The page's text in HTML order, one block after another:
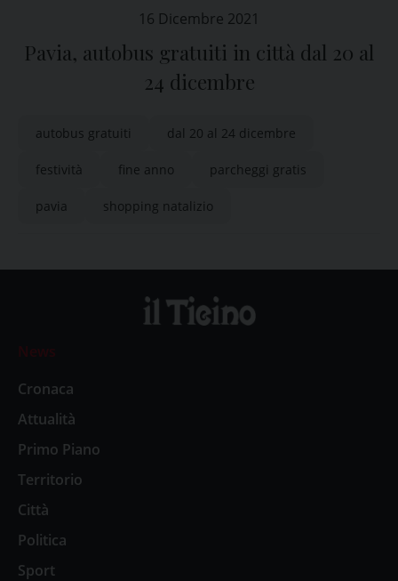
16 Dicembre 2021
Pavia, autobus gratuiti in città dal 20 al
24 dicembre
autobus gratuiti dal 20 al 24 dicembre
festività fine anno parcheggi gratis
pavia shopping natalizio
News
Cronaca
Attualità
Primo Piano
Territorio
Città
Politica
Sport